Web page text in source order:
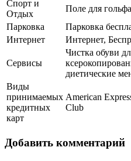
Спорт и
Отдых
Поле для
Парковка
Парковка
Интернет
Интернет,
Сервисы
Чистка обуви
диетические
Виды
принимаемых
кредитных
карт
American
Club
Добавить комментарий